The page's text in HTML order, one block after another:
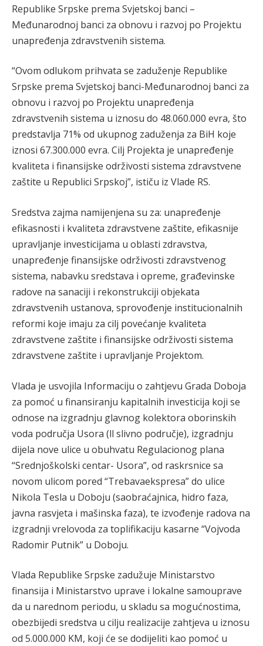
Republike Srpske prema Svjetskoj banci –
Međunarodnoj banci za obnovu i razvoj po Projektu
unapređenja zdravstvenih sistema.
“Ovom odlukom prihvata se zaduženje Republike
Srpske prema Svjetskoj banci-Međunarodnoj banci za
obnovu i razvoj po Projektu unapređenja
zdravstvenih sistema u iznosu do 48.060.000 evra, što
predstavlja 71% od ukupnog zaduženja za BiH koje
iznosi 67.300.000 evra. Cilj Projekta je unapređenje
kvaliteta i finansijske održivosti sistema zdravstvene
zaštite u Republici Srpskoj”, ističu iz Vlade RS.
Sredstva zajma namijenjena su za: unapređenje
efikasnosti i kvaliteta zdravstvene zaštite, efikasnije
upravljanje investicijama u oblasti zdravstva,
unapređenje finansijske održivosti zdravstvenog
sistema, nabavku sredstava i opreme, građevinske
radove na sanaciji i rekonstrukciji objekata
zdravstvenih ustanova, sprovođenje institucionalnih
reformi koje imaju za cilj povećanje kvaliteta
zdravstvene zaštite i finansijske održivosti sistema
zdravstvene zaštite i upravljanje Projektom.
Vlada je usvojila Informaciju o zahtjevu Grada Doboja
za pomoć u finansiranju kapitalnih investicija koji se
odnose na izgradnju glavnog kolektora oborinskih
voda područja Usora (ll slivno područje), izgradnju
dijela nove ulice u obuhvatu Regulacionog plana
“Srednjoškolski centar- Usora”, od raskrsnice sa
novom ulicom pored “Trebavaekspresa” do ulice
Nikola Tesla u Doboju (saobraćajnica, hidro faza,
javna rasvjeta i mašinska faza), te izvođenje radova na
izgradnji vrelovoda za toplifikaciju kasarne “Vojvoda
Radomir Putnik” u Doboju.
Vlada Republike Srpske zadužuje Ministarstvo
finansija i Ministarstvo uprave i lokalne samouprave
da u narednom periodu, u skladu sa mogućnostima,
obezbijedi sredstva u cilju realizacije zahtjeva u iznosu
od 5.000.000 KM, koji će se dodijeliti kao pomoć u